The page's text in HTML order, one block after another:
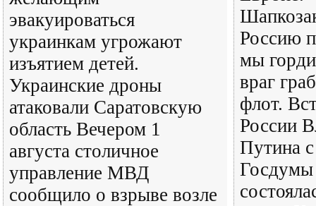
эвакуироваться
украинкам угрожают
изъятием детей.
Украинские дроны
атаковали Саратовскую
область Вечером 1
августа столичное
управление МВД
сообщило о взрыве возле
Россию
мы
враг
флот.
России
Путина